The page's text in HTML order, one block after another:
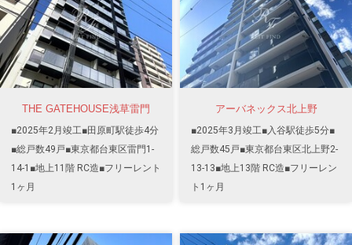
THE GATEHOUSE浅草雷門
■2025年2月竣工■田原町駅徒歩4分
■総戸数49戸■東京都台東区雷門1-
14-1■地上11階 RC造■フリーレント
1ヶ月
アーバネックス北上野
■2025年3月竣工■入谷駅徒歩5分■
総戸数45戸■東京都台東区北上野2-
13-13■地上13階 RC造■フリーレン
ト1ヶ月